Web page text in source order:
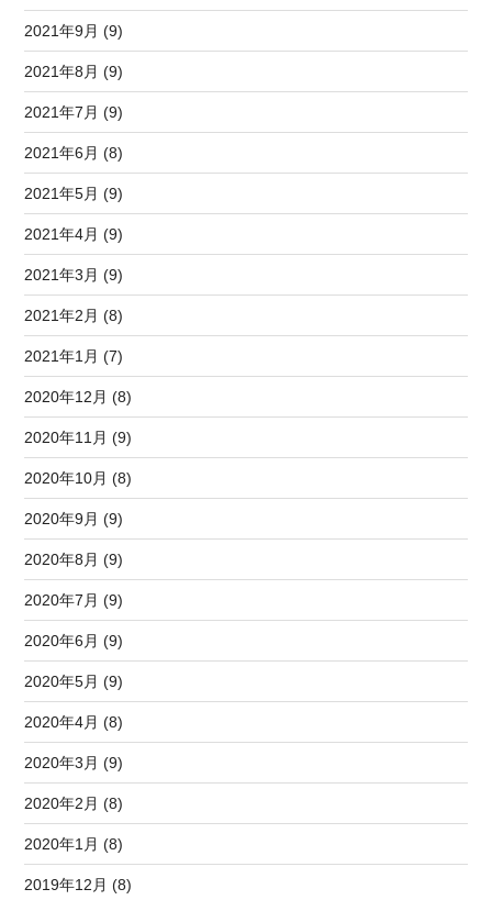
2021年9月 (9)
2021年8月 (9)
2021年7月 (9)
2021年6月 (8)
2021年5月 (9)
2021年4月 (9)
2021年3月 (9)
2021年2月 (8)
2021年1月 (7)
2020年12月 (8)
2020年11月 (9)
2020年10月 (8)
2020年9月 (9)
2020年8月 (9)
2020年7月 (9)
2020年6月 (9)
2020年5月 (9)
2020年4月 (8)
2020年3月 (9)
2020年2月 (8)
2020年1月 (8)
2019年12月 (8)